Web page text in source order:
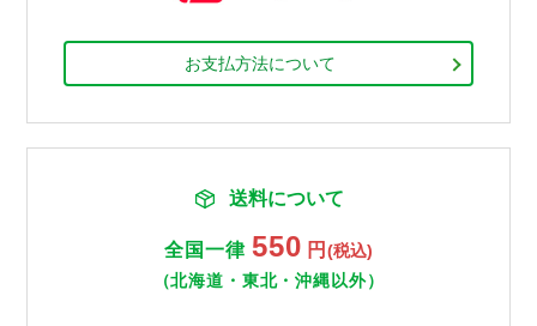
お支払方法について
送料について
全国一律 550 円 (税込)
（北海道・東北・沖縄以外）